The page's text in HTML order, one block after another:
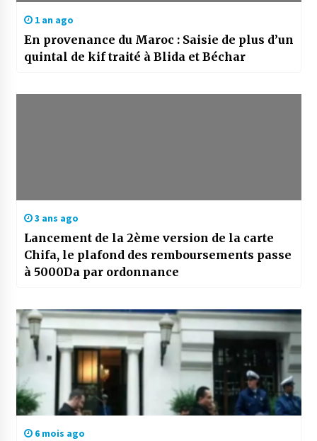
1 an ago
En provenance du Maroc : Saisie de plus d’un
quintal de kif traité à Blida et Béchar
3 ans ago
Lancement de la 2ème version de la carte
Chifa, le plafond des remboursements passe
à 5000Da par ordonnance
6 mois ago